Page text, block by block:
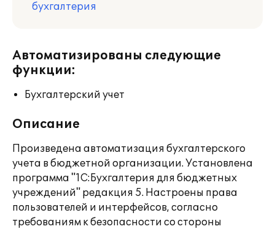
бухгалтерия
Автоматизированы следующие
функции:
Бухгалтерский учет
Описание
Произведена автоматизация бухгалтерского
учета в бюджетной организации. Установлена
программа "1С:Бухгалтерия для бюджетных
учреждений" редакция 5. Настроены права
пользователей и интерфейсов, согласно
требованиям к безопасности со стороны